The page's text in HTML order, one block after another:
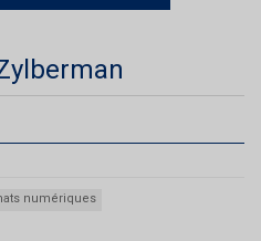
numériques